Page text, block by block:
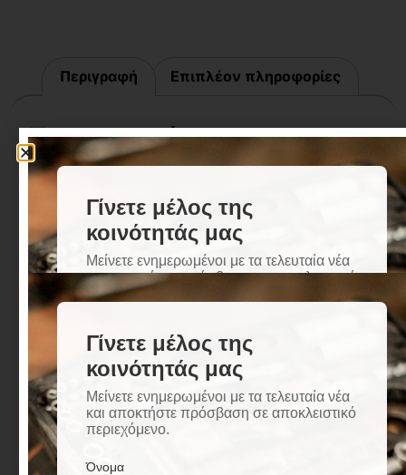
Περιγραφή Επιπλέον πληροφορίες
Περιγραφή
Τίτλος Προϊόντος:
15cm*10m ΑΥΤΟΚΟΛΛΗΤΗ ΜΕ ΕΠΙΚΑΛΥΨΗ
ΑΛΟΥΜΙΝΙΟΥ
Τεχνικά Χαρακτηριστικά:
– Πλάτος: 15 εκατοστά
– Μήκος: 10 μέτρα – Τύπος: Αυτοκολλητή – Υλικό:
Ασφαλτικό με επίστρωση αλουμινίου
Περιγραφή:
αλουμινίου προσφέρουν αξιόπιστη προστασία από
την υγρασία και τις καιρικές συνθήκες. Με
αυτοκόλλητη πλάτη για εύκολη εφαρμογή, είναι
ιδανικές για χρήση σε κεραμίδια, στέγες,
ταράτσες, και πολλές άλλες εφαρμογές.
Σημαντικά Χαρακτηριστικά:
στην υγρασία. 2. Εξαιρετική αντοχή στις καιρικές